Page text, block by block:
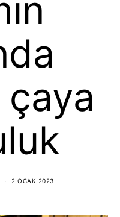
çaya
2 OCAK 2023